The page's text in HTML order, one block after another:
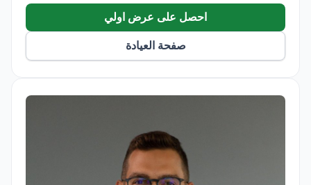
تخطيط رقمي ثلاثي الأبعاد.
تتوفر التخدير والتهدئة العامة من قبل أطباء تخدير ذوي
يساعد فريق متعدد اللغات في ترتيبات نقل المطار،
احصل على عرض اولي
صفحة العيادة